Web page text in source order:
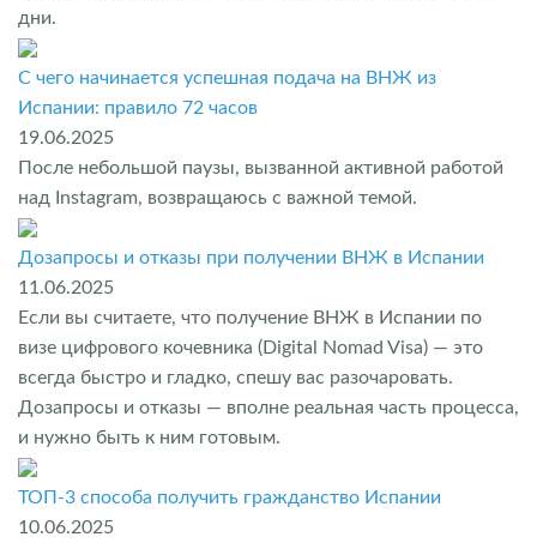
дни.
С чего начинается успешная подача на ВНЖ из
Испании: правило 72 часов
19.06.2025
После небольшой паузы, вызванной активной работой
над Instagram, возвращаюсь с важной темой.
Дозапросы и отказы при получении ВНЖ в Испании
11.06.2025
Если вы считаете, что получение ВНЖ в Испании по
визе цифрового кочевника (Digital Nomad Visa) — это
всегда быстро и гладко, спешу вас разочаровать.
Дозапросы и отказы — вполне реальная часть процесса,
и нужно быть к ним готовым.
ТОП-3 способа получить гражданство Испании
10.06.2025